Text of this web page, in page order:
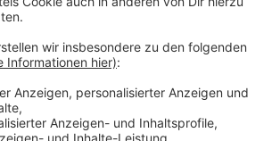
manche Kritiker, aber sie
eröffnet, erinnert tatsächlich
der sie die Musikpresse verzückten.
die Briten auf «Moon Music» erneut